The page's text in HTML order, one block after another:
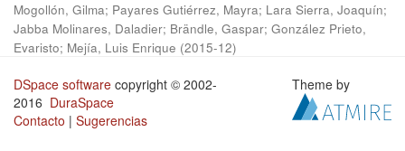
Mogollón, Gilma; Payares Gutiérrez, Mayra; Lara Sierra, Joaquín;
Jabba Molinares, Daladier; Brändle, Gaspar; González Prieto,
Evaristo; Mejía, Luis Enrique (2015-12)
DSpace software copyright © 2002-
2016 DuraSpace
Contacto | Sugerencias
Theme by